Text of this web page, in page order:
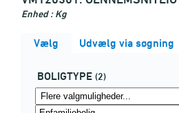
Enhed : Kg
Vælg Udvælg via søgning
BOLIGTYPE (2)